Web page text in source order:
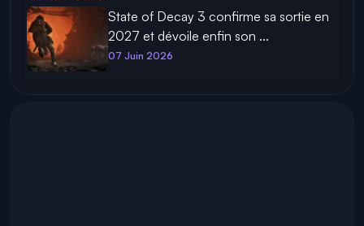
State of Decay 3 confirme sa sortie en
2027 et dévoile enfin son ...
07 Juin 2026